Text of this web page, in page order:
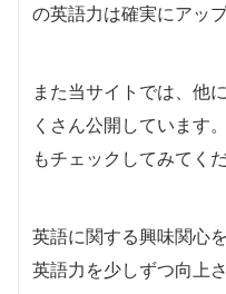
の英語力は確実にアッ
また当サイトでは、他
くさん公開しています
もチェックしてみてくだ
英語に関する興味関心
英語力を少しずつ向上